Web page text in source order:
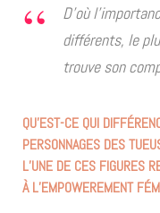
D’où
différents, le
trouve son
QU’EST-CE QUI
PERSONNAGES DES
L’UNE DE CES FIGURES
À L’EMPOWEREMENT